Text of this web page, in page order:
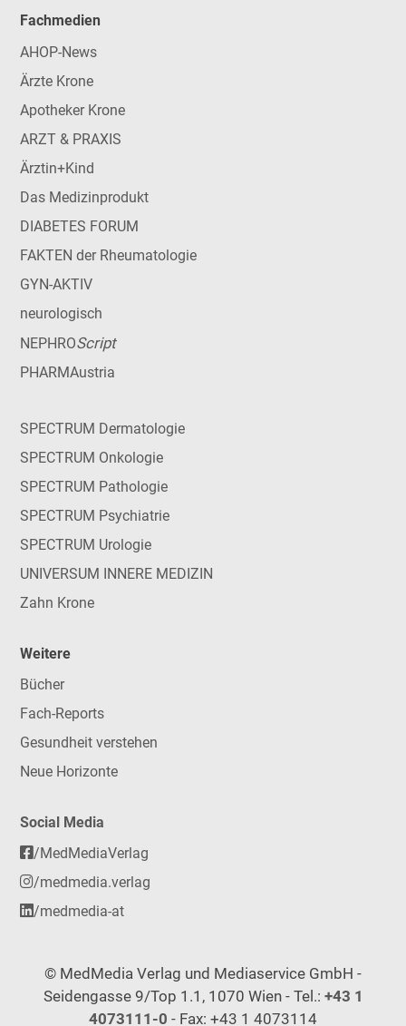
Fachmedien
AHOP-News
Ärzte Krone
Apotheker Krone
ARZT & PRAXIS
Ärztin+Kind
Das Medizinprodukt
DIABETES FORUM
FAKTEN der Rheumatologie
GYN-AKTIV
neurologisch
NEPHROScript
PHARMAustria
SPECTRUM Dermatologie
SPECTRUM Onkologie
SPECTRUM Pathologie
SPECTRUM Psychiatrie
SPECTRUM Urologie
UNIVERSUM INNERE MEDIZIN
Zahn Krone
Weitere
Bücher
Fach-Reports
Gesundheit verstehen
Neue Horizonte
Social Media
/MedMediaVerlag
/medmedia.verlag
/medmedia-at
© MedMedia Verlag und Mediaservice GmbH -
Seidengasse 9/Top 1.1, 1070 Wien - Tel.: +43 1
4073111-0 - Fax: +43 1 4073114